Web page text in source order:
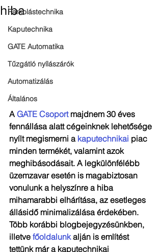
Parkolástechnika
Kaputechnika
GATE Automatika
Tűzgátló nyílászárók
Automatizálás
Általános
hiba
A GATE Csoport majdnem 30 éves
fennállása alatt cégeinknek lehetősége
nyílt megismerni a kaputechnikai piac
minden termékét, valamint azok
meghibásodásait. A legkülönfélébb
üzemzavar esetén is magabiztosan
vonulunk a helyszínre a hiba
mihamarabbi elhárítása, az esetleges
állásidő minimalizálása érdekében.
Több korábbi blogbejegyzésünkben,
illetve főoldalunk alján is említést
tettünk már a kaputechnikai